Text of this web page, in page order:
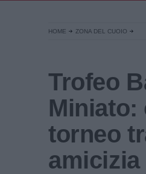
HOME ZONA DEL CUOIO
Trofeo
Miniato:
torneo
amicizia